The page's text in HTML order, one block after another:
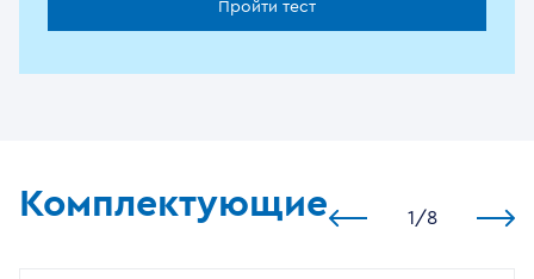
Пройти тест
Комплектующие 1 /8